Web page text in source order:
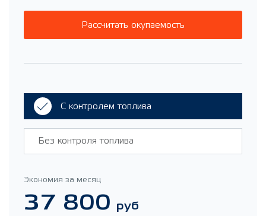
Рассчитать окупаемость
С контролем топлива
Без контроля топлива
Экономия за месяц
37 800 руб